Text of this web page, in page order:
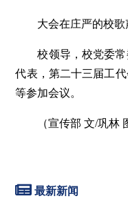
大会在庄严的校歌
校领导，校党委
代表，第二十三届工
等参加会议。
（宣传部 文/巩林
最新新闻